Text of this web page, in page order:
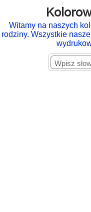
Witamy na naszych
rodziny. Wszystkie